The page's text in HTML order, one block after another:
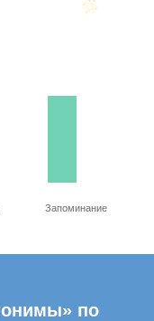
Запоминание
по